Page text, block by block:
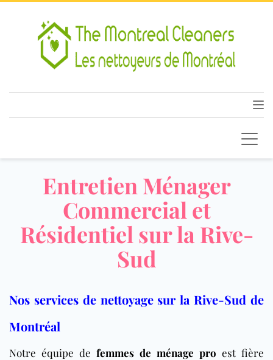
Entretien Ménager
Commercial et
Résidentiel sur la Rive-
Sud
Nos services de nettoyage sur la Rive-Sud de
Montréal
Notre équipe de femmes de ménage pro est fière